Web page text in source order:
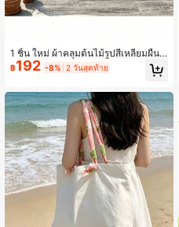
1 ชิ้น ใหม่ ผ้าคลุมต้นไม้รูปสี่เหลี่ยมผืนผ้
าและวงรี ป้องกันแมลงและนก, ผ้าคลุม
ต้นกล้าขนาดใหญ่พับได้สำหรับการทำส
ดสำหรับต้นไม้และผัก, เก็บพกพาได้, รว
มหมุดปักดินเพื่อยึดผ้าคลุมต้นไม้
฿192 -8% 2 วันสุดท้าย